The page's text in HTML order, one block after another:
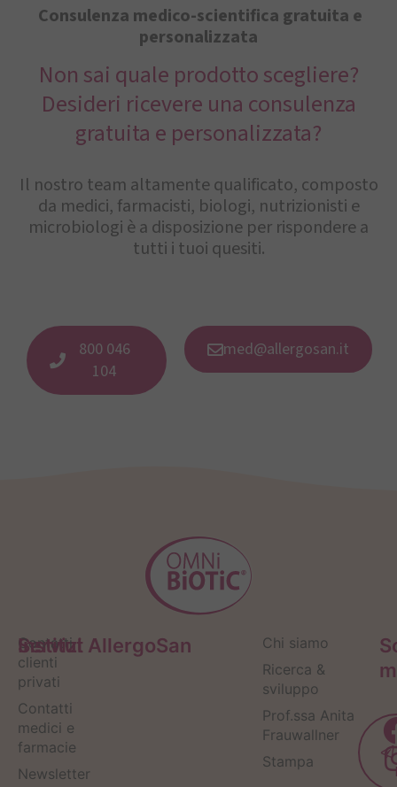
Consulenza medico-scientifica gratuita e
personalizzata
Non sai quale prodotto scegliere?
Desideri ricevere una consulenza
gratuita e personalizzata?
Il nostro team altamente qualificato, composto
da medici, farmacisti, biologi, nutrizionisti e
microbiologi è a disposizione per rispondere a
tutti i tuoi quesiti.
800 046
104
med@allergosan.it
Servizi
Contatti
clienti
privati
Contatti
medici e
farmacie
Newsletter
Institut AllergoSan
Chi siamo
Ricerca &
sviluppo
Prof.ssa Anita
Frauwallner
Stampa